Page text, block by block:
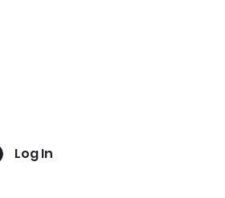
Log In